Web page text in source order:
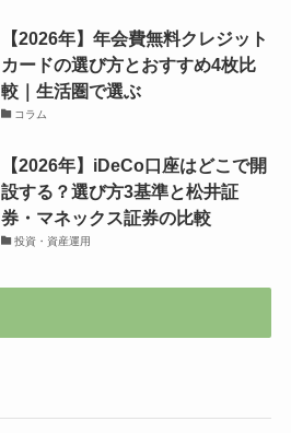
【2026年】年会費無料クレジット
カードの選び方とおすすめ4枚比
較｜生活圏で選ぶ
コラム
【2026年】iDeCo口座はどこで開
設する？選び方3基準と松井証
券・マネックス証券の比較
投資・資産運用